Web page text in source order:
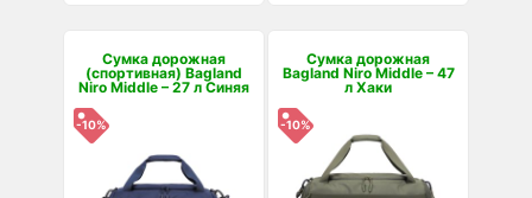
Сумка дорожная
(спортивная) Bagland
Niro Middle – 27 л Синяя
-10%
Сумка дорожная
Bagland Niro Middle – 47
л Хаки
-10%